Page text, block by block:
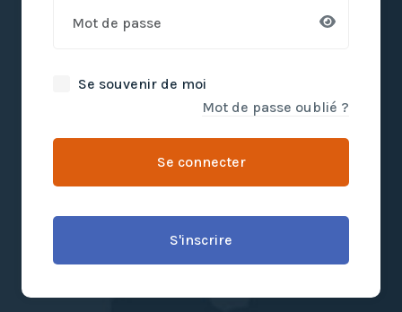
Se souvenir de moi
Mot de passe oublié ?
Se connecter
S'inscrire